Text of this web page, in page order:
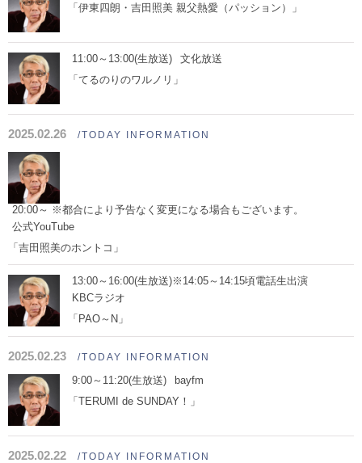
「伊東四朗・吉田照美 親父熱愛（パッション）」
11:00～13:00(生放送)
文化放送
「てるのりのワルノリ」
2025.02.26 /TODAY INFORMATION
20:00～ ※都合により予告なく変更になる場合もございます。
公式YouTube
「吉田照美のホントコ」
13:00～16:00(生放送)※14:05～14:15頃電話生出演
KBCラジオ
「PAO～N」
2025.02.23 /TODAY INFORMATION
9:00～11:20(生放送)
bayfm
「TERUMI de SUNDAY！」
2025.02.22 /TODAY INFORMATION